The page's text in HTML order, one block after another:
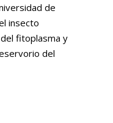
de
insecto
fitoplasma y
del